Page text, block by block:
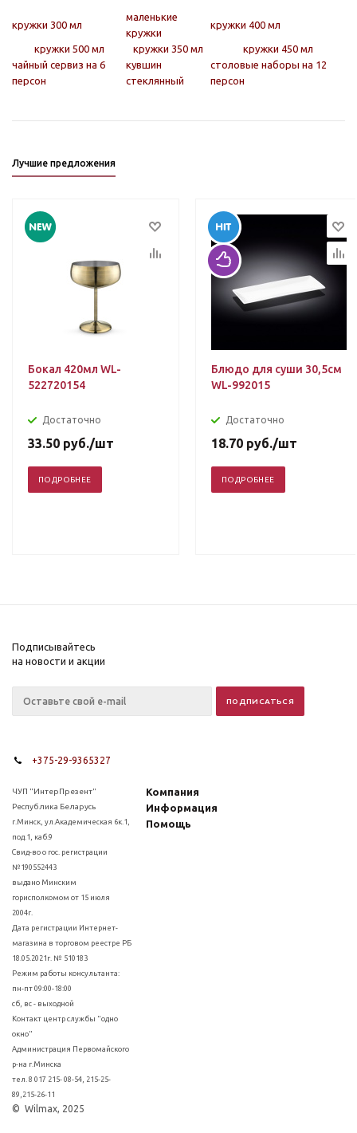
кружки 300 мл
маленькие
кружки
кружки 400 мл
кружки 500 мл кружки 350 мл
кружки 450 мл
чайный сервиз на 6
персон
кувшин
стеклянный
столовые наборы на 12
персон
Лучшие предложения
Бокал 420мл WL-
522720154
Достаточно
33.50 руб./шт
ПОДРОБНЕЕ
Блюдо для суши 30,5см
WL-992015
Достаточно
18.70 руб./шт
ПОДРОБНЕЕ
Подписывайтесь
на новости и акции
+375-29-9365327
ЧУП "ИнтерПрезент"
Республика Беларусь
г.Минск, ул.Академическая 6к.1,
под.1, каб.9
Свид-во о гос. регистрации
№190552443
выдано Минским
горисполкомом от 15 июля
2004г.
Дата регистрации Интернет-
магазина в торговом реестре РБ
18.05.2021г. № 510183
Режим работы консультанта:
пн-пт 09:00-18:00
сб, вс - выходной
Контакт центр службы "одно
окно"
Администрация Первомайского
р-на г.Минска
тел. 8 017 215- 08-54, 215-25-
89,215-26-11
© Wilmax, 2025
Компания
Информация
Помощь